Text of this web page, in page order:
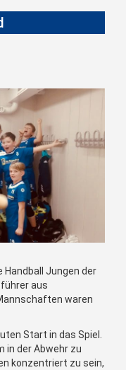
Jungen der
aus
waren
Start in das Spiel.
in der Abwehr zu
konzentriert zu sein,